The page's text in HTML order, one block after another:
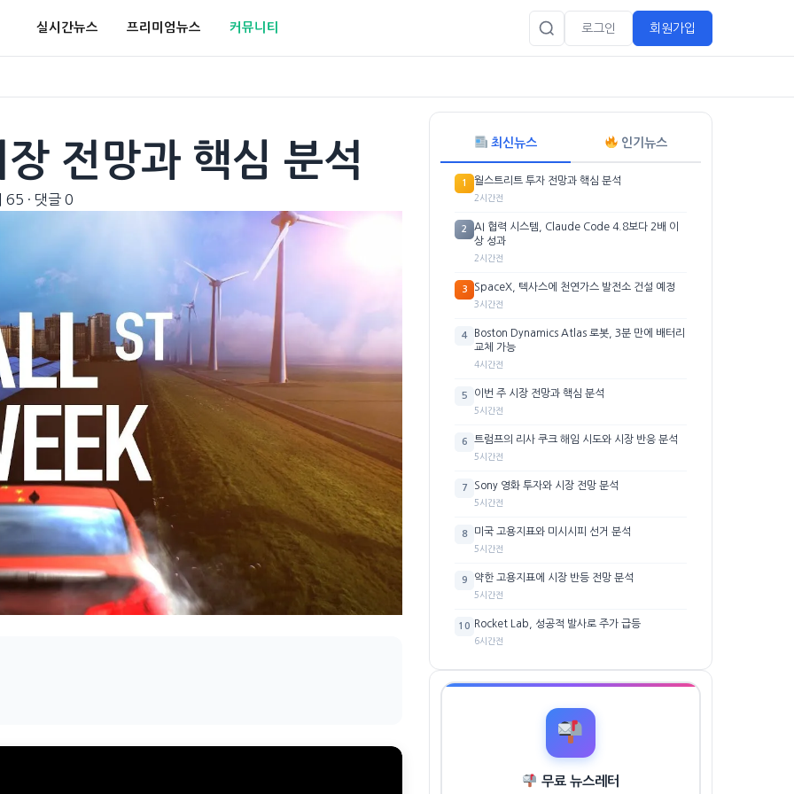
실시간뉴스 프리미엄뉴스 커뮤니티 로그인 회원가입
전망과 핵심 분석
65 · 댓글 0
최신뉴스 인기뉴스
1 월스트리트 투자 전망과 핵심 분석
2시간전
2
AI 협력 시스템, Claude Code 4.8보다 2배 이
상 성과
2시간전
3 SpaceX, 텍사스에 천연가스 발전소 건설 예정
3시간전
4
Boston Dynamics Atlas 로봇, 3분 만에 배터리
교체 가능
4시간전
5 이번 주 시장 전망과 핵심 분석
5시간전
6 트럼프의 리사 쿠크 해임 시도와 시장 반응 분석
5시간전
7 Sony 영화 투자와 시장 전망 분석
5시간전
8 미국 고용지표와 미시시피 선거 분석
5시간전
9 약한 고용지표에 시장 반등 전망 분석
5시간전
10 Rocket Lab, 성공적 발사로 주가 급등
6시간전
무료 뉴스레터